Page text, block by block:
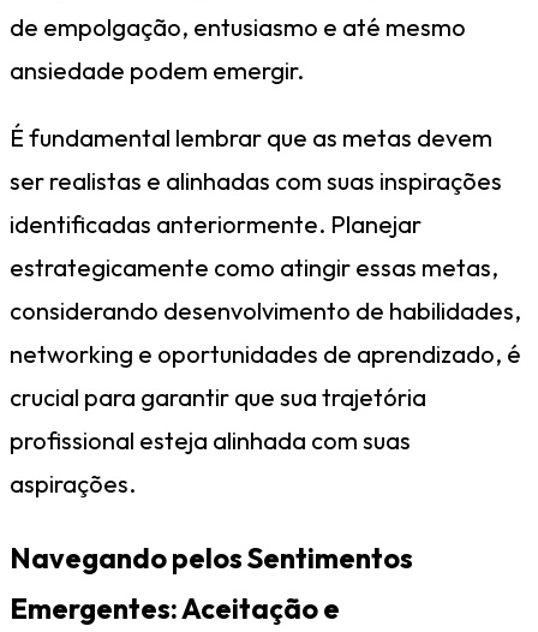
de empolgação, entusiasmo e até mesmo
ansiedade podem emergir.
É fundamental lembrar que as metas devem
ser realistas e alinhadas com suas inspirações
identificadas anteriormente. Planejar
estrategicamente como atingir essas metas,
considerando desenvolvimento de habilidades,
networking e oportunidades de aprendizado, é
crucial para garantir que sua trajetória
profissional esteja alinhada com suas
aspirações.
Navegando pelos Sentimentos
Emergentes: Aceitação e